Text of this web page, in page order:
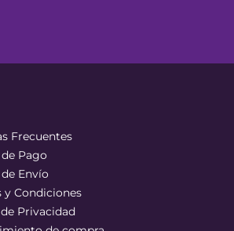
Frecuentes
Pago
Envío
y Condiciones
Privacidad